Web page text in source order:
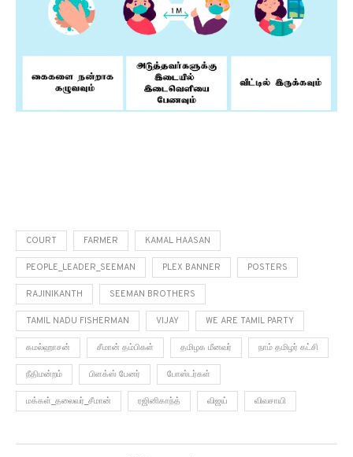
COURT FARMER KAMAL HAASAN
PEOPLE_LEADER_SEEMAN PLEX BANNER POSTERS
RAJINIKANTH SEEMAN BROTHERS
TAMIL NADU FISHERMAN VIJAY WE ARE TAMIL PARTY
கமல்ஹாசன் சீமான் தம்பிகள் தமிழக மீனவர் நாம் தமிழர் கட்சி
நீதிமன்றம் பிளக்ஸ் பேனர் போஸ்டர்கள்
மக்கள்_தலைவர்_சீமான் ரஜினிகாந்த் விஜய் விவசாயி